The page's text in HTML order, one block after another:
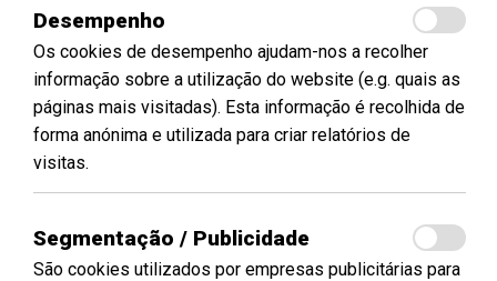
Desempenho
Os cookies de desempenho ajudam-nos a recolher
informação sobre a utilização do website (e.g. quais as
páginas mais visitadas). Esta informação é recolhida de
forma anónima e utilizada para criar relatórios de
visitas.
Segmentação / Publicidade
São cookies utilizados por empresas publicitárias para